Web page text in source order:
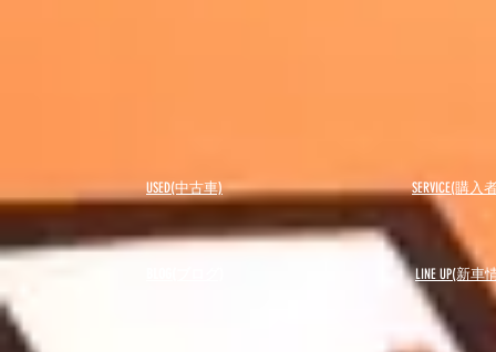
USED(中古車) SERVICE(購
LINE UP(新車